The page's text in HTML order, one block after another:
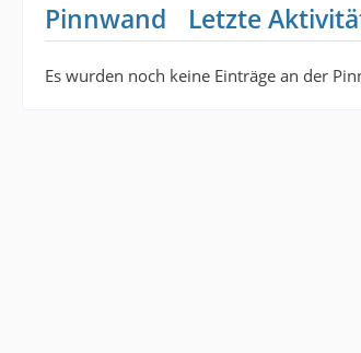
Pinnwand Letzte
Es wurden noch keine Einträge an der